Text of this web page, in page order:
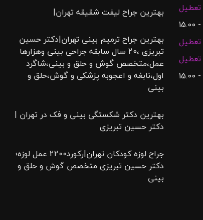
تعطیل
تعطیل
تعطیل
بهترین جراح لیفت شقیقه تهران|
بهترین جراح ترمیم بینی تهران|دکتر حسین
تبریزی ،20 سال سابقه جراحی بینی وهزارها
عمل،متخصص گوش و حلق و بینی،شاگرد
اول،نابغه و اعجوبه پزشکی و گوش،حلق و
بینی
بهترین دکتر شکستگی بینی و فک در تهران |
دکتر حسین تبریزی
جراح لوزه کودکان تهران|رکورد2200 عمل لوزه؛
دکتر حسین تبریزی متخصص گوش و حلق و
بینی